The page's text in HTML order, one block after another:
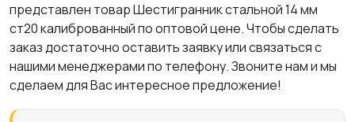
представлен товар Шестигранник стальной 14 мм
ст20 калиброванный по оптовой цене. Чтобы сделать
заказ достаточно оставить заявку или связаться с
нашими менеджерами по телефону. Звоните нам и мы
сделаем для Вас интересное предложение!